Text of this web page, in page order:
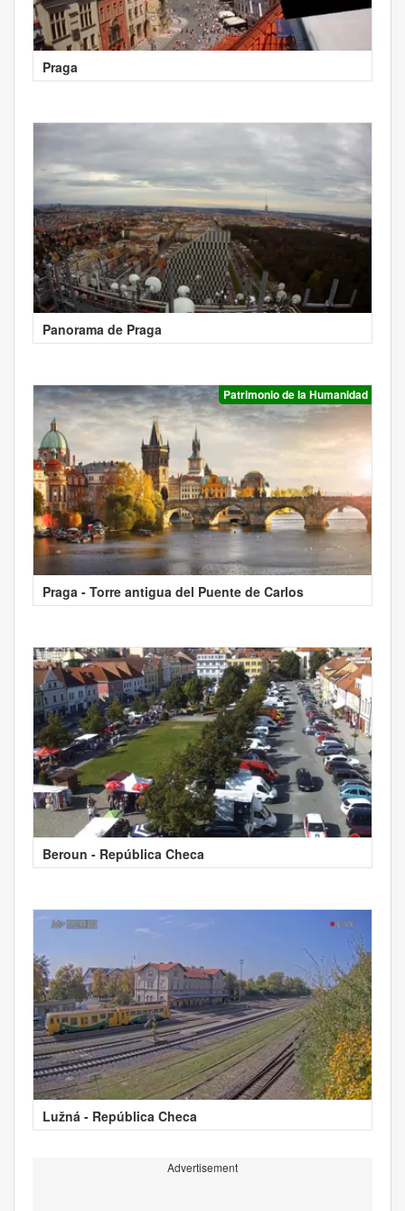
Praga
Panorama de Praga
Patrimonio de la Humanidad
Praga - Torre antigua del Puente de Carlos
Beroun - República Checa
Lužná - República Checa
Advertisement